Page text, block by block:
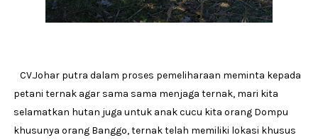
CV.Johar putra dalam proses pemeliharaan meminta kepada
petani ternak agar sama sama menjaga ternak, mari kita
selamatkan hutan juga untuk anak cucu kita orang Dompu
khusunya orang Banggo, ternak telah memiliki lokasi khusus